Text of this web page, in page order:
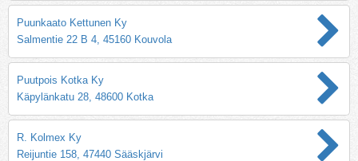
Puunkaato Kettunen Ky
Salmentie 22 B 4, 45160 Kouvola
Puutpois Kotka Ky
Käpylänkatu 28, 48600 Kotka
R. Kolmex Ky
Reijuntie 158, 47440 Sääskjärvi